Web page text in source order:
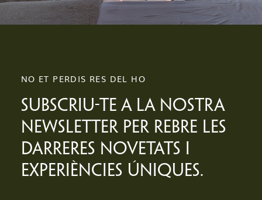
NO ET PERDIS RES DEL HO
SUBSCRIU-TE A LA NOSTRA
NEWSLETTER PER REBRE LES
DARRERES NOVETATS I
EXPERIÈNCIES ÚNIQUES.